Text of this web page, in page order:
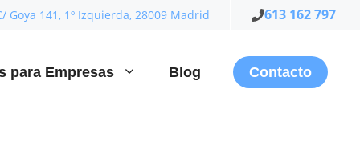
Goya 141, 1º Izquierda, 28009 Madrid 613 162 797
para Empresas Blog Contacto